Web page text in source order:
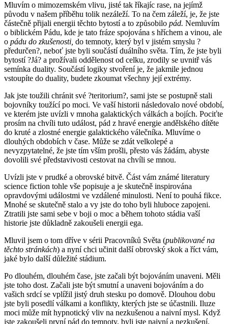
Mluvím o mimozemském vlivu, jisté tak říkajíc rase, na jejímž
původu v našem příběhu tolik nezáleží. To na čem záleží, je, že jste
částečně přijali energii těchto bytostí a to způsobilo pád. Nemluvím
o biblickém Pádu, kde je tato fráze spojována s hříchem a vinou, ale
o pádu do zkušenosti, do temnoty, který byl v jistém smyslu ?
předurčen?, neboť jste byli součástí duálního světa. Tím, že jste byli
bytostí ?Já? a prožívali oddělenost od celku, zrodily se uvnitř vás
semínka duality. Součástí logiky stvoření je, že jakmile jednou
vstoupíte do duality, budete zkoumat všechny její extrémy.
Jak jste toužili chránit své ?teritorium?, sami jste se postupně stali
bojovníky toužící po moci. Ve vaší historii následovalo nové období,
ve kterém jste uvízli v mnoha galaktických válkách a bojích. Pociťte
prosím na chvíli tuto událost, pád z hravé energie andělského dítěte
do kruté a zlostné energie galaktického válečníka. Mluvíme o
dlouhých obdobích v čase. Může se zdát velkolepé a
nevyzpytatelné, že jste tím vším prošli, přesto vás žádám, abyste
dovolili své představivosti cestovat na chvíli se mnou.
Uvízli jste v prudké a obrovské bitvě. Část vám známé literatury
science fiction tohle vše popisuje a je skutečně inspirována
opravdovými událostmi ve vzdálené minulosti. Není to pouhá fikce.
Mnohé se skutečně stalo a vy jste do toho byli hluboce zapojeni.
Ztratili jste sami sebe v boji o moc a během tohoto stádia vaší
historie jste důkladně zakoušeli energii ega.
Mluvil jsem o tom dříve v sérii Pracovníků Světa (publikované na
těchto stránkách) a nyní chci učinit další obrovský skok a říct vám,
jaké bylo další důležité stádium.
Po dlouhém, dlouhém čase, jste začali být bojováním unaveni. Měli
jste toho dost. Začali jste být smutní a unaveni bojováním a do
vašich srdcí se vplížil jistý druh stesku po domově. Dlouhou dobu
jste byli posedlí válkami a konflikty, kterých jste se účastnili. Iluze
moci může mít hypnotický vliv na nezkušenou a naivní mysl. Když
jste zakoušeli první pád do temnoty, byli jste naivní a nezkušení.